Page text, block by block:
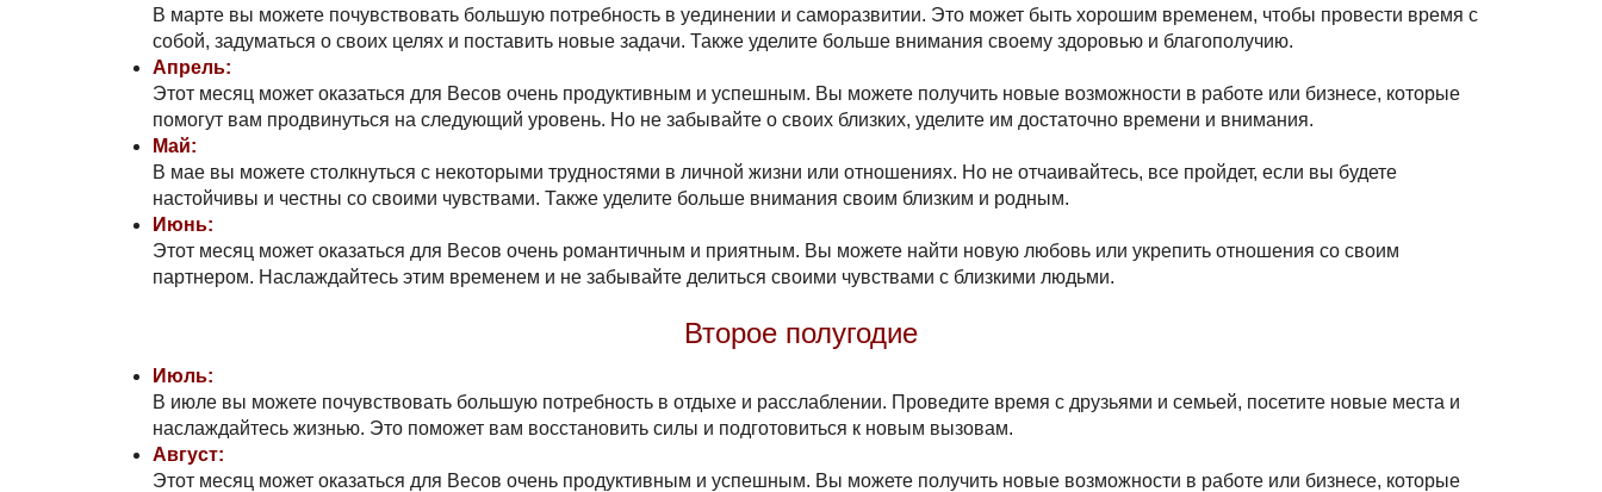
В марте вы можете почувствовать большую потребность в уединении и саморазвитии. Это может быть хорошим временем, чтобы провести время с
собой, задуматься о своих целях и поставить новые задачи. Также уделите больше внимания своему здоровью и благополучию.
Апрель:
Этот месяц может оказаться для Весов очень продуктивным и успешным. Вы можете получить новые возможности в работе или бизнесе, которые
помогут вам продвинуться на следующий уровень. Но не забывайте о своих близких, уделите им достаточно времени и внимания.
Май:
В мае вы можете столкнуться с некоторыми трудностями в личной жизни или отношениях. Но не отчаивайтесь, все пройдет, если вы будете
настойчивы и честны со своими чувствами. Также уделите больше внимания своим близким и родным.
Июнь:
Этот месяц может оказаться для Весов очень романтичным и приятным. Вы можете найти новую любовь или укрепить отношения со своим
партнером. Наслаждайтесь этим временем и не забывайте делиться своими чувствами с близкими людьми.
Второе полугодие
Июль:
В июле вы можете почувствовать большую потребность в отдыхе и расслаблении. Проведите время с друзьями и семьей, посетите новые места и
наслаждайтесь жизнью. Это поможет вам восстановить силы и подготовиться к новым вызовам.
Август:
Этот месяц может оказаться для Весов очень продуктивным и успешным. Вы можете получить новые возможности в работе или бизнесе, которые